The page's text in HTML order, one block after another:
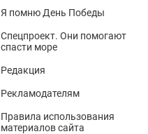
Я помню День Победы
Спецпроект. Они помогают
спасти море
Редакция
Рекламодателям
Правила использования
материалов сайта